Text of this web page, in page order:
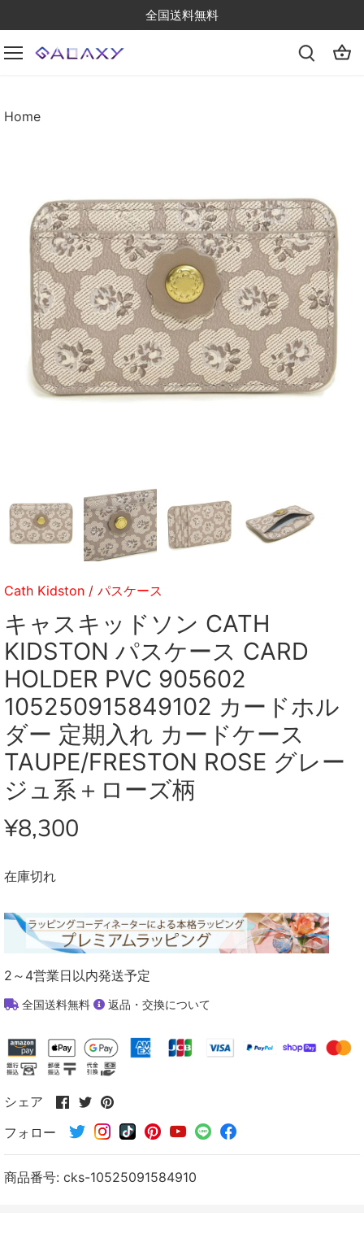
to
content
全国送料無料
Home
Cath Kidston / パスケース
キャスキッドソン CATH
KIDSTON パスケース CARD
HOLDER PVC 905602
105250915849102 カードホル
ダー 定期入れ カードケース
TAUPE/FRESTON ROSE グレー
ジュ系＋ローズ柄
¥8,300
在庫切れ
2～4営業日以内発送予定
全国送料無料 返品・交換について
シェア
Facebook
シ
ェ
ア
す
Twitter
シ
ェ
ア
Pinterest
シ
ェ
ア
す
フォロー
商品番号: cks-10525091584910